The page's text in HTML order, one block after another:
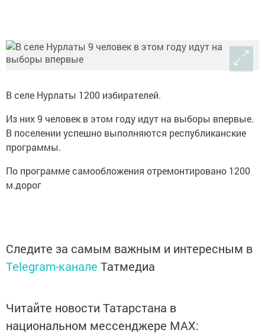
В селе Нурлаты 1200 избирателей.
Из них 9 человек в этом году идут на выборы впервые.
В поселении успешно выполняются республиканские
программы.
По программе самообложения отремонтировано 1200
м.дорог
Следите за самым важным и интересным в
Telegram-канале Татмедиа
Читайте новости Татарстана в
национальном мессенджере MАХ: